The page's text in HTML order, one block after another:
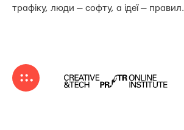
трафіку, люди — софту, а ідеї — правил.